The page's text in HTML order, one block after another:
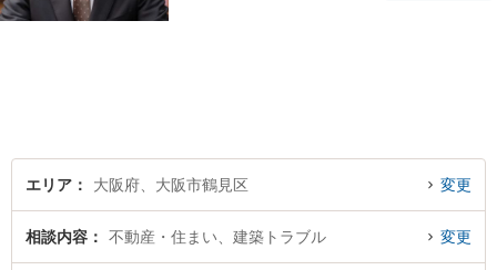
エリア 大阪府、大阪市鶴見区 変更
相談内容 不動産・住まい、建築トラブル 変更